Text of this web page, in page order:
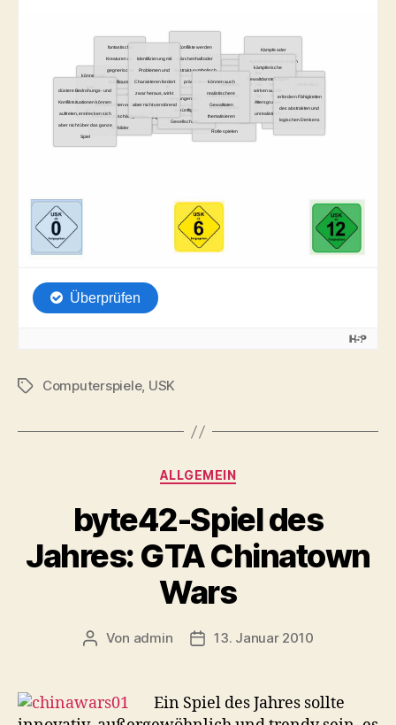
Schlagwörter
Computerspiele, USK
Kategorien
ALLGEMEIN
byte42-Spiel des
Jahres: GTA Chinatown
Wars
Beitragsautor
Von admin Veröffentlichungsdatum
13. Januar 2010
Ein Spiel des Jahres sollte